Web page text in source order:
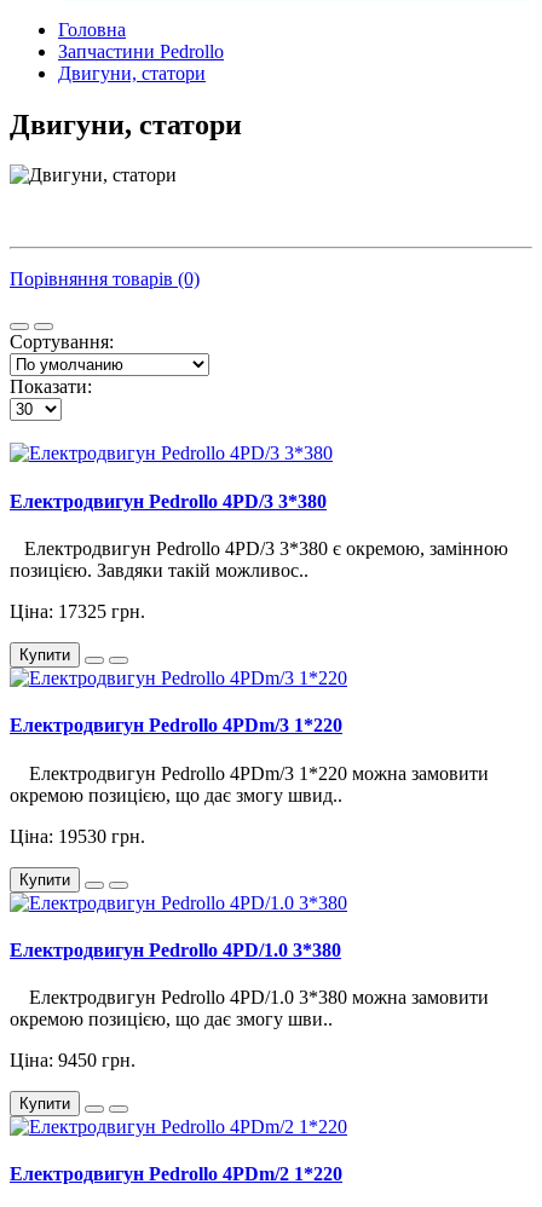
Головна
Запчастини Pedrollo
Двигуни, статори
Двигуни, статори
Порівняння товарів (0)
Сортування:
Показати:
Електродвигун Pedrollo 4PD/3 3*380
Електродвигун Pedrollo 4PD/3 3*380 є окремою, замінною
позицією. Завдяки такій можливос..
Ціна: 17325 грн.
Купити
Електродвигун Pedrollo 4PDm/3 1*220
Електродвигун Pedrollo 4PDm/3 1*220 можна замовити
окремою позицією, що дає змогу швид..
Ціна: 19530 грн.
Купити
Електродвигун Pedrollo 4PD/1.0 3*380
Електродвигун Pedrollo 4PD/1.0 3*380 можна замовити
окремою позицією, що дає змогу шви..
Ціна: 9450 грн.
Купити
Електродвигун Pedrollo 4PDm/2 1*220